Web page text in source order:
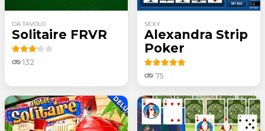
DA TAVOLO
Solitaire FRVR
132
SEXY
Alexandra Strip
Poker
75